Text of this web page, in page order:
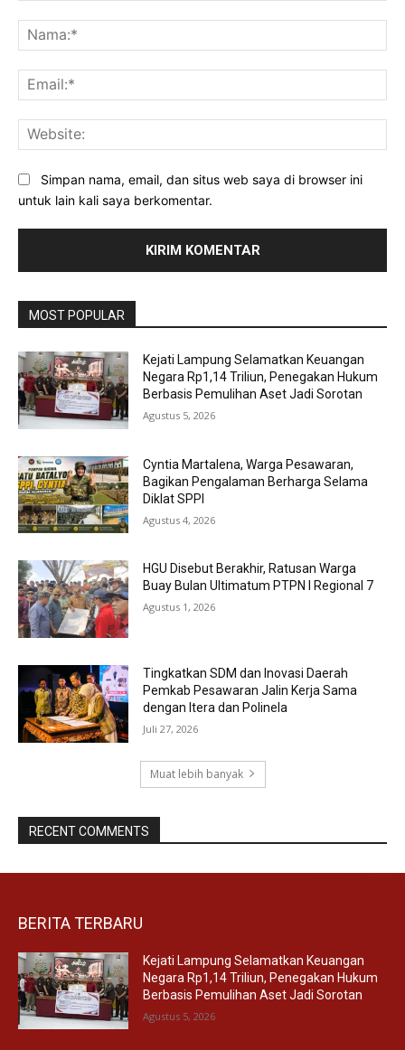
Simpan nama, email, dan situs web saya di browser ini
untuk lain kali saya berkomentar.
MOST POPULAR
Kejati Lampung Selamatkan Keuangan
Negara Rp1,14 Triliun, Penegakan Hukum
Berbasis Pemulihan Aset Jadi Sorotan
Agustus 5, 2026
Cyntia Martalena, Warga Pesawaran,
Bagikan Pengalaman Berharga Selama
Diklat SPPI
Agustus 4, 2026
HGU Disebut Berakhir, Ratusan Warga
Buay Bulan Ultimatum PTPN I Regional 7
Agustus 1, 2026
Tingkatkan SDM dan Inovasi Daerah
Pemkab Pesawaran Jalin Kerja Sama
dengan Itera dan Polinela
Juli 27, 2026
Muat lebih banyak
RECENT COMMENTS
BERITA TERBARU
Kejati Lampung Selamatkan Keuangan
Negara Rp1,14 Triliun, Penegakan Hukum
Berbasis Pemulihan Aset Jadi Sorotan
Agustus 5, 2026